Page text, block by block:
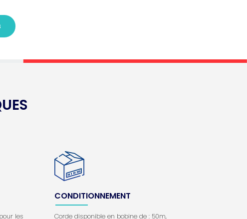
les
CONDITIONNEMENT
Corde disponible en bobine de : 50m,